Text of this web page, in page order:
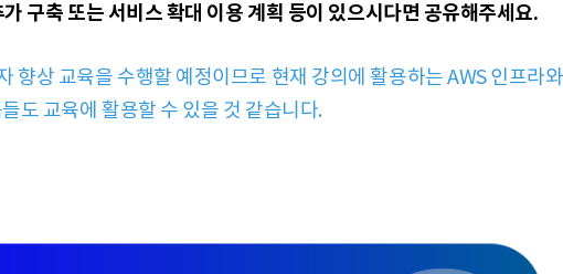
구축 또는 서비스 확대 이용 계획 등이 있으시다면 공유해주세요.
향상 교육을 수행할 예정이므로 현재 강의에 활용하는 AWS 인프라
도 교육에 활용할 수 있을 것 같습니다.